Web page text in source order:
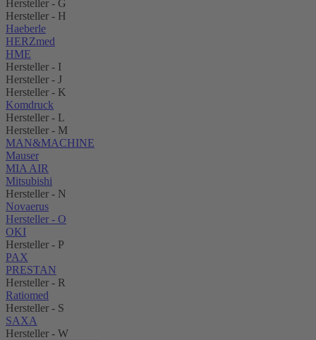
Hersteller - G
Hersteller - H
Haeberle
HERZmed
HME
Hersteller - I
Hersteller - J
Hersteller - K
Komdruck
Hersteller - L
Hersteller - M
MAN&MACHINE
Mauser
MIA AIR
Mitsubishi
Hersteller - N
Novaerus
Hersteller - O
OKI
Hersteller - P
PAX
PRESTAN
Hersteller - R
Ratiomed
Hersteller - S
SAXA
Hersteller - W